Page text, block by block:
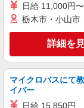
日給 11,000円
栃木市・小山市
詳細を
マイクロバスにて
イバー
日給 15,850円